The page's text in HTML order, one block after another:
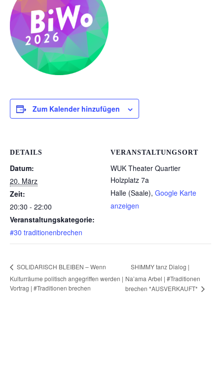
Zum Kalender hinzufügen
DETAILS
Datum:
20. März
Zeit:
20:30 - 22:00
Veranstaltungskategorie:
#30 traditionenbrechen
VERANSTALTUNGSORT
WUK Theater Quartier
Holzplatz 7a
Halle (Saale), Google Karte
anzeigen
SOLIDARISCH BLEIBEN – Wenn
Kulturräume politisch angegriffen werden |
Vortrag | #Traditionen brechen
SHIMMY tanz Dialog |
Na’ama Arbel | #Traditionen
brechen *AUSVERKAUFT*